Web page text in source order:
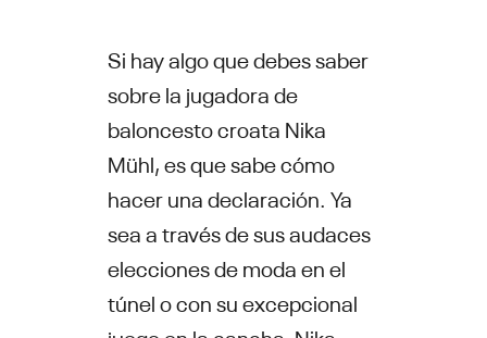
Si hay algo que debes saber
sobre la jugadora de
baloncesto croata Nika
Mühl, es que sabe cómo
hacer una declaración. Ya
sea a través de sus audaces
elecciones de moda en el
túnel o con su excepcional